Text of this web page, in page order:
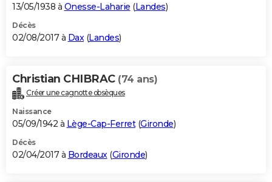
13/05/1938 à Onesse-Laharie (Landes)
Décès
02/08/2017 à Dax(Landes)
Christian CHIBRAC (74 ans)
Créer une cagnotte obsèques
Naissance
05/09/1942 à Lège-Cap-Ferret(Gironde)
Décès
02/04/2017 à Bordeaux(Gironde)